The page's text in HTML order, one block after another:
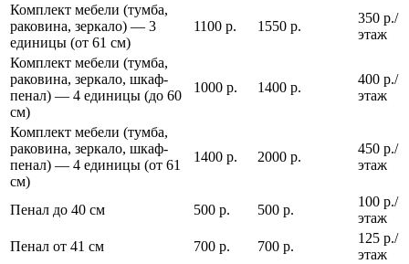
Комплект мебели (тумба,
раковина, зеркало) — 3
единицы (от 61 см)
1100 р. 1550 р.
350 р./
этаж
Комплект мебели (тумба,
раковина, зеркало, шкаф-
пенал) — 4 единицы (до 60
см)
1000 р. 1400 р.
400 р./
этаж
Комплект мебели (тумба,
раковина, зеркало, шкаф-
пенал) — 4 единицы (от 61
см)
1400 р. 2000 р.
450 р./
этаж
Пенал до 40 см 500 р. 500 р.
100 р./
этаж
Пенал от 41 см
700 р. 700 р.
125 р./
этаж